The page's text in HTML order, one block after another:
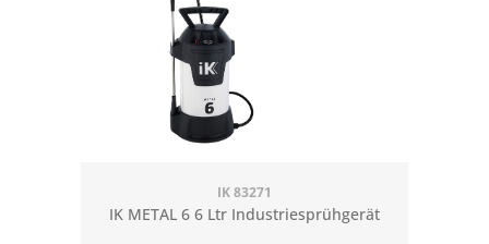
IK 83271
IK METAL 6 6 Ltr Industriesprühgerät